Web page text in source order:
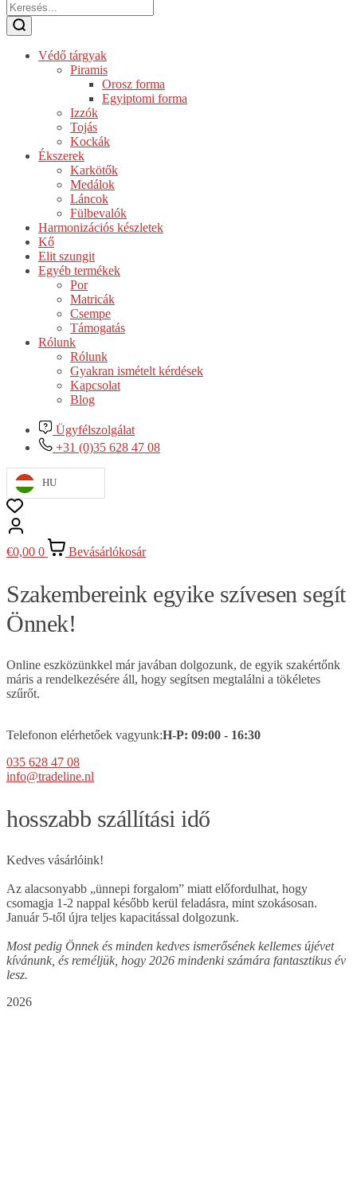
Védő tárgyak
Piramis
Orosz forma
Egyiptomi forma
Izzók
Tojás
Kockák
Ékszerek
Karkötők
Medálok
Láncok
Fülbevalók
Harmonizációs készletek
Kő
Elit szungit
Egyéb termékek
Por
Matricák
Csempe
Támogatás
Rólunk
Rólunk
Gyakran ismételt kérdések
Kapcsolat
Blog
Ügyfélszolgálat
+31 (0)35 628 47 08
HU
€0,00 0 Bevásárlókosár
Szakembereink egyike szívesen segít
Önnek!
Online eszközünkkel már javában dolgozunk, de egyik szakértőnk
máris a rendelkezésére áll, hogy segítsen megtalálni a tökéletes
szűrőt.
Telefonon elérhetőek vagyunk:H-P: 09:00 - 16:30
035 628 47 08
info@tradeline.nl
hosszabb szállítási idő
Kedves vásárlóink!
Az alacsonyabb „ünnepi forgalom” miatt előfordulhat, hogy
csomagja 1-2 nappal később kerül feladásra, mint szokásosan.
Január 5-től újra teljes kapacitással dolgozunk.
Most pedig Önnek és minden kedves ismerősének kellemes újévet
kívánunk, és reméljük, hogy 2026 mindenki számára fantasztikus év
lesz.
2026